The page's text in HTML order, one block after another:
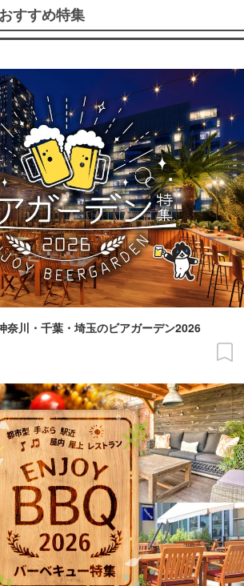
すすめ特集
奈川・千葉・埼玉のビアガーデン2026